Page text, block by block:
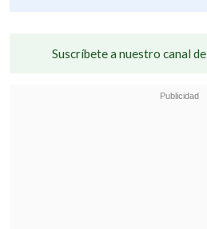
Suscríbete a nuestro canal de